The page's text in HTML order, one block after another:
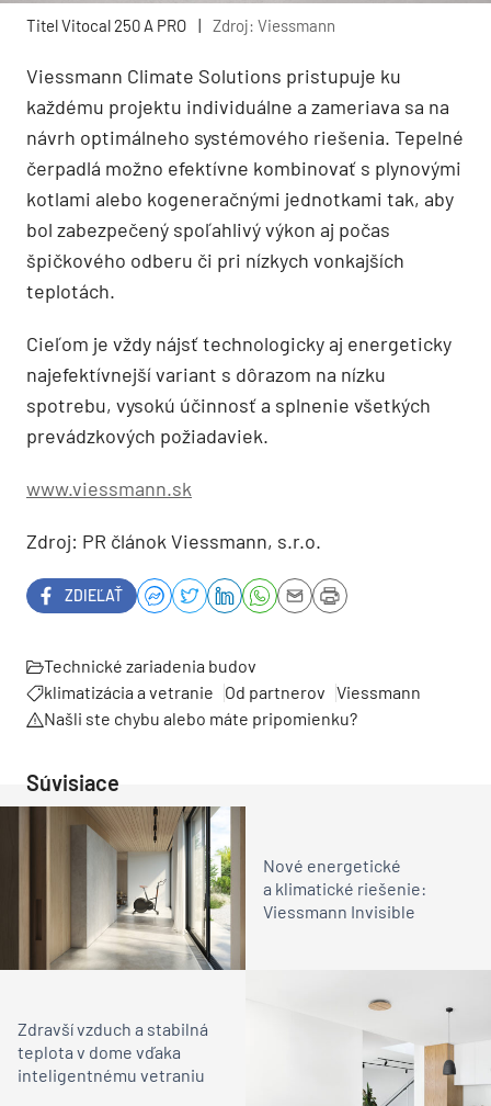
Titel Vitocal 250 A PRO | Zdroj: Viessmann
Viessmann Climate Solutions pristupuje ku
každému projektu individuálne a zameriava sa na
návrh optimálneho systémového riešenia. Tepelné
čerpadlá možno efektívne kombinovať s plynovými
kotlami alebo kogeneračnými jednotkami tak, aby
bol zabezpečený spoľahlivý výkon aj počas
špičkového odberu či pri nízkych vonkajších
teplotách.
Cieľom je vždy nájsť technologicky aj energeticky
najefektívnejší variant s dôrazom na nízku
spotrebu, vysokú účinnosť a splnenie všetkých
prevádzkových požiadaviek.
www.viessmann.sk
Zdroj: PR článok Viessmann, s.r.o.
ZDIEĽAŤ
Technické zariadenia budov
klimatizácia a vetranie
Od partnerov Viessmann
Našli ste chybu alebo máte pripomienku?
Súvisiace
Nové energetické
a klimatické riešenie:
Viessmann Invisible
Zdravší vzduch a stabilná
teplota v dome vďaka
inteligentnému vetraniu